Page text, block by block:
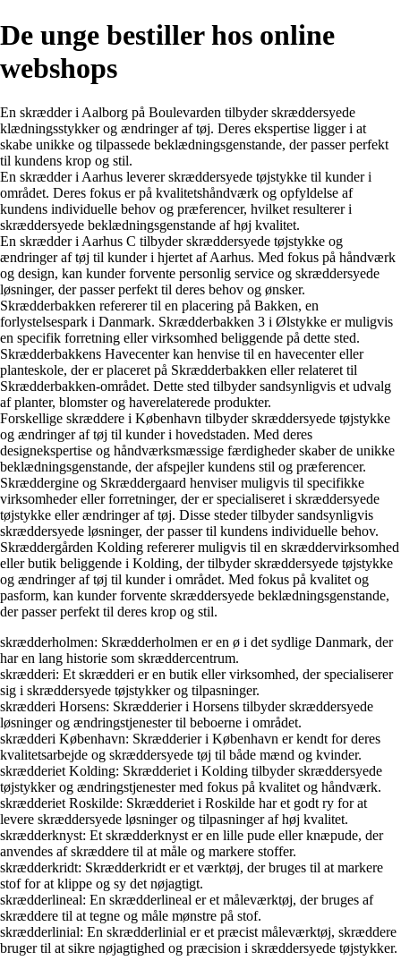
De unge bestiller hos online
webshops
En skrædder i Aalborg på Boulevarden tilbyder skræddersyede
klædningsstykker og ændringer af tøj. Deres ekspertise ligger i at
skabe unikke og tilpassede beklædningsgenstande, der passer perfekt
til kundens krop og stil.
En skrædder i Aarhus leverer skræddersyede tøjstykke til kunder i
området. Deres fokus er på kvalitetshåndværk og opfyldelse af
kundens individuelle behov og præferencer, hvilket resulterer i
skræddersyede beklædningsgenstande af høj kvalitet.
En skrædder i Aarhus C tilbyder skræddersyede tøjstykke og
ændringer af tøj til kunder i hjertet af Aarhus. Med fokus på håndværk
og design, kan kunder forvente personlig service og skræddersyede
løsninger, der passer perfekt til deres behov og ønsker.
Skrædderbakken refererer til en placering på Bakken, en
forlystelsespark i Danmark. Skrædderbakken 3 i Ølstykke er muligvis
en specifik forretning eller virksomhed beliggende på dette sted.
Skrædderbakkens Havecenter kan henvise til en havecenter eller
planteskole, der er placeret på Skrædderbakken eller relateret til
Skrædderbakken-området. Dette sted tilbyder sandsynligvis et udvalg
af planter, blomster og haverelaterede produkter.
Forskellige skræddere i København tilbyder skræddersyede tøjstykke
og ændringer af tøj til kunder i hovedstaden. Med deres
designekspertise og håndværksmæssige færdigheder skaber de unikke
beklædningsgenstande, der afspejler kundens stil og præferencer.
Skræddergine og Skræddergaard henviser muligvis til specifikke
virksomheder eller forretninger, der er specialiseret i skræddersyede
tøjstykke eller ændringer af tøj. Disse steder tilbyder sandsynligvis
skræddersyede løsninger, der passer til kundens individuelle behov.
Skræddergården Kolding refererer muligvis til en skræddervirksomhed
eller butik beliggende i Kolding, der tilbyder skræddersyede tøjstykke
og ændringer af tøj til kunder i området. Med fokus på kvalitet og
pasform, kan kunder forvente skræddersyede beklædningsgenstande,
der passer perfekt til deres krop og stil.
skrædderholmen: Skrædderholmen er en ø i det sydlige Danmark, der
har en lang historie som skræddercentrum.
skrædderi: Et skrædderi er en butik eller virksomhed, der specialiserer
sig i skræddersyede tøjstykker og tilpasninger.
skrædderi Horsens: Skrædderier i Horsens tilbyder skræddersyede
løsninger og ændringstjenester til beboerne i området.
skrædderi København: Skrædderier i København er kendt for deres
kvalitetsarbejde og skræddersyede tøj til både mænd og kvinder.
skrædderiet Kolding: Skrædderiet i Kolding tilbyder skræddersyede
tøjstykker og ændringstjenester med fokus på kvalitet og håndværk.
skrædderiet Roskilde: Skrædderiet i Roskilde har et godt ry for at
levere skræddersyede løsninger og tilpasninger af høj kvalitet.
skrædderknyst: Et skrædderknyst er en lille pude eller knæpude, der
anvendes af skræddere til at måle og markere stoffer.
skrædderkridt: Skrædderkridt er et værktøj, der bruges til at markere
stof for at klippe og sy det nøjagtigt.
skrædderlineal: En skrædderlineal er et måleværktøj, der bruges af
skræddere til at tegne og måle mønstre på stof.
skrædderlinial: En skrædderlinial er et præcist måleværktøj, skræddere
bruger til at sikre nøjagtighed og præcision i skræddersyede tøjstykker.